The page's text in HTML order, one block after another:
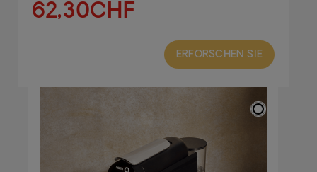
62,30CHF
ERFORSCHEN SIE